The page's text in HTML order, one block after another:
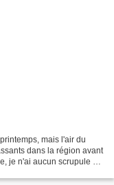
mais l'air du
dans la région avant
je n'ai aucun scrupule à